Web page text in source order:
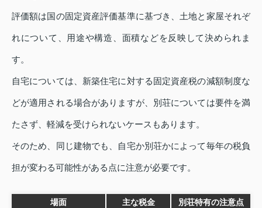
評価額は国の固定資産評価基準に基づき、土地と家屋それぞ
れについて、用途や構造、面積などを反映して決められま
す。
自宅については、新築住宅に対する固定資産税の減額制度な
どが適用される場合がありますが、別荘については要件を満
たさず、軽減を受けられないケースもあります。
そのため、同じ建物でも、自宅か別荘かによって毎年の税負
担が変わる可能性がある点に注意が必要です。
場面 主な税金 別荘特有の注意点